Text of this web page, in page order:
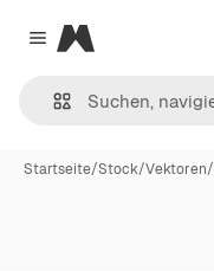
Close menu
Magnific
Startseite/Stock/Vektoren/